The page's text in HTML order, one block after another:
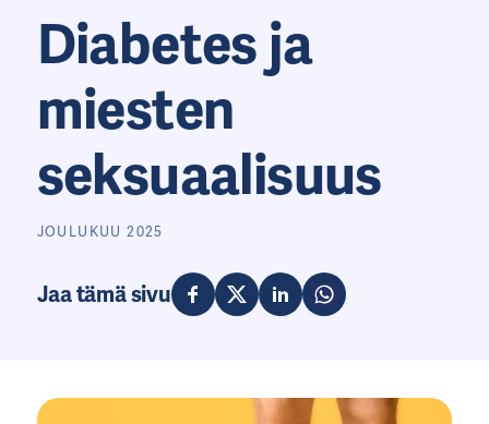
Diabetes ja
miesten
seksuaalisuus
JOULUKUU 2025
Jaa tämä sivu